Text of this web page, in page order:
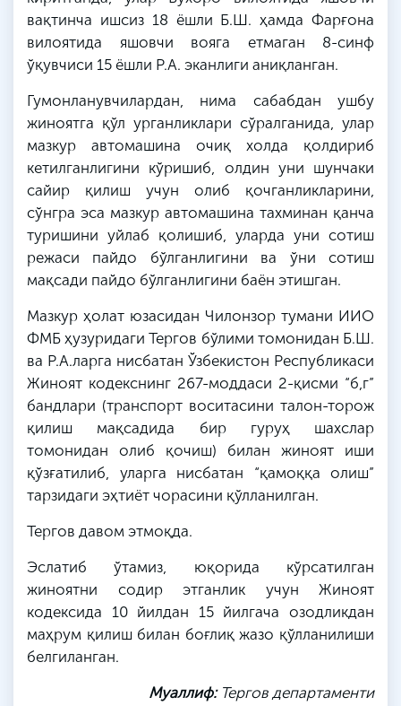
вақтинча ишсиз 18 ёшли Б.Ш. ҳамда Фарғона
вилоятида яшовчи вояга етмаган 8-синф
ўқувчиси 15 ёшли Р.А. эканлиги аниқланган.
Гумонланувчилардан, нима сабабдан ушбу
жиноятга қўл урганликлари сўралганида, улар
мазкур автомашина очиқ холда қолдириб
кетилганлигини кўришиб, олдин уни шунчаки
сайир қилиш учун олиб қочганликларини,
сўнгра эса мазкур автомашина тахминан қанча
туришини уйлаб қолишиб, уларда уни сотиш
режаси пайдо бўлганлигини ва ўни сотиш
мақсади пайдо бўлганлигини баён этишган.
Мазкур ҳолат юзасидан Чилонзор тумани ИИО
ФМБ ҳузуридаги Тергов бўлими томонидан Б.Ш.
ва Р.А.ларга нисбатан Ўзбекистон Республикаси
Жиноят кодекснинг 267-моддаси 2-қисми “б,г”
бандлари (транспорт воситасини талон-торож
қилиш мақсадида бир гуруҳ шахслар
томонидан олиб қочиш) билан жиноят иши
қўзғатилиб, уларга нисбатан “қамоққа олиш”
тарзидаги эҳтиёт чорасини қўлланилган.
Тергов давом этмоқда.
Эслатиб ўтамиз, юқорида кўрсатилган
жиноятни содир этганлик учун Жиноят
кодексида 10 йилдан 15 йилгача озодликдан
маҳрум қилиш билан боғлиқ жазо қўлланилиши
белгиланган.
Муаллиф:Тергов департаменти